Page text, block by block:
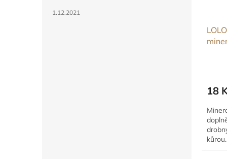
1.12.2021
18
kůrou.